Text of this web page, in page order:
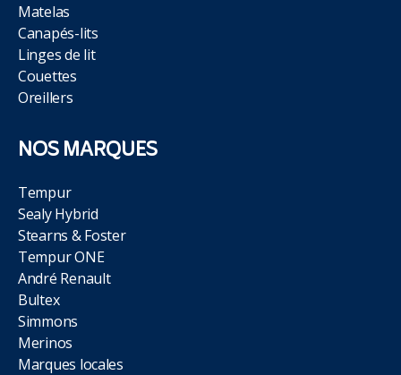
Matelas
Canapés-lits
Linges de lit
Couettes
Oreillers
NOS MARQUES
Tempur
Sealy Hybrid
Stearns & Foster
Tempur ONE
André Renault
Bultex
Simmons
Merinos
Marques locales